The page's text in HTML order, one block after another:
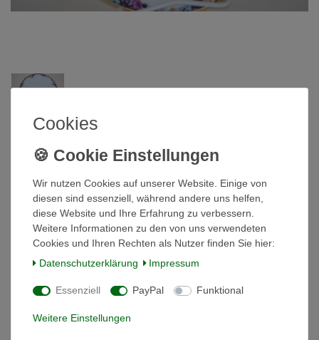
Kuchenteller 19,8 cm Classic Rose
Aida Blütenkante Rosenthal
*
Grundpreis9,81 € / Stück
Cookies
Wir nutzen Cookies auf unserer Website. Einige von
diesen sind essenziell, während andere uns helfen,
diese Website und Ihre Erfahrung zu verbessern.
Weitere Informationen zu den von uns verwendeten
Cookies und Ihren Rechten als Nutzer finden Sie hier:
Daten­schutz­erklärung
Impressum
Essenziell PayPal Funktional
Weitere Einstellungen